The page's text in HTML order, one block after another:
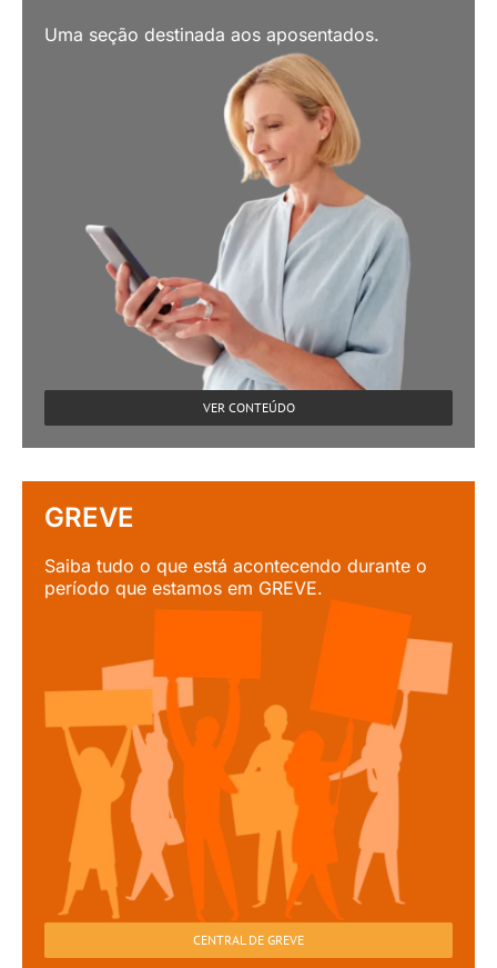
Uma seção destinada aos aposentados.
VER CONTEÚDO
GREVE
Saiba tudo o que está acontecendo durante o
período que estamos em GREVE.
CENTRAL DE GREVE